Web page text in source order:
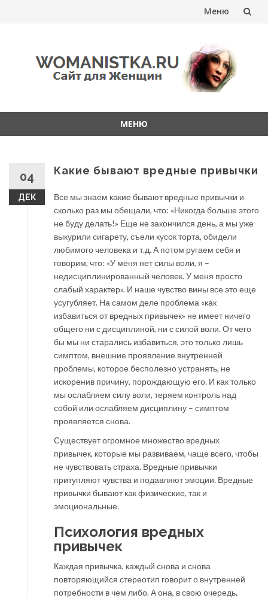
Меню
содержанию
МЕНЮ
04
ДЕК
Какие бывают вредные привычки
Все мы знаем какие бывают вредные привычки и
сколько раз мы обещали, что: «Никогда больше этого
не буду делать!» Еще не закончился день, а мы уже
выкурили сигарету, съели кусок торта, обидели
любимого человека и т.д. А потом ругаем себя и
говорим, что: «У меня нет силы воли, я –
недисциплинированный человек. У меня просто
слабый характер». И наше чувство вины все это еще
усугубляет. На самом деле проблема «как
избавиться от вредных привычек» не имеет ничего
общего ни с дисциплиной, ни с силой воли. От чего
бы мы ни старались избавиться, это только лишь
симптом, внешние проявление внутренней
проблемы, которое бесполезно устранять, не
искоренив причину, порождающую его. И как только
мы ослабляем силу воли, теряем контроль над
собой или ослабляем дисциплину – симптом
проявляется снова.
Существует огромное множество вредных
привычек, которые мы развиваем, чаще всего, чтобы
не чувствовать страха. Вредные привычки
притупляют чувства и подавляют эмоции. Вредные
привычки бывают как физические, так и
эмоциональные.
Психология вредных
привычек
Каждая привычка, каждый снова и снова
повторяющийся стереотип говорит о внутренней
потребности в чем либо. А она, в свою очередь,